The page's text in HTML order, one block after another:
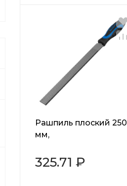
Рашпиль плоский 250
мм,
рукоятка Барс
325.71 ₽